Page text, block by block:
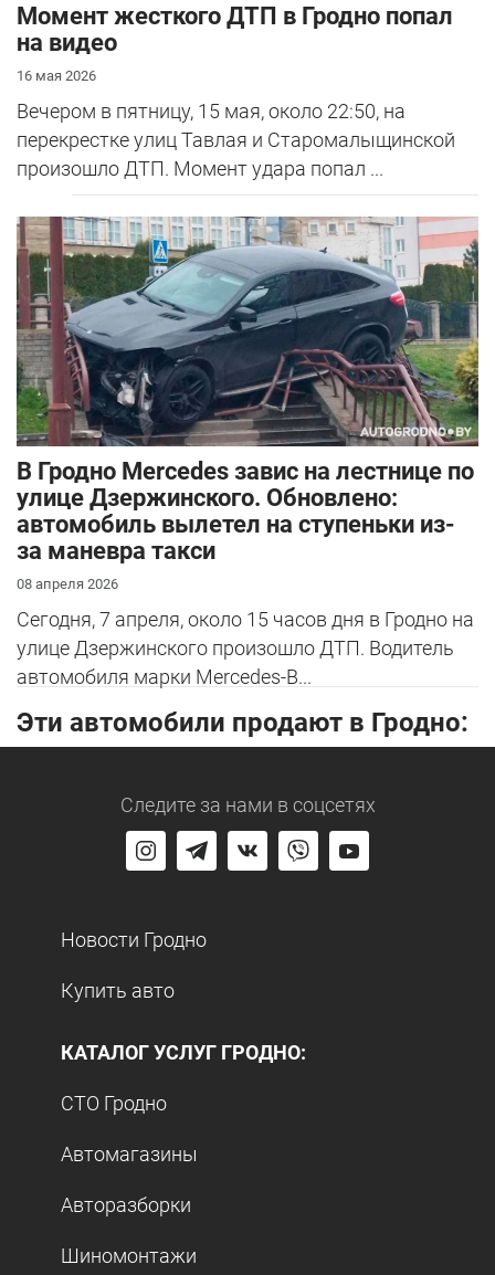
Момент жесткого ДТП в Гродно попал
на видео
16 мая 2026
Вечером в пятницу, 15 мая, около 22:50, на
перекрестке улиц Тавлая и Старомалыщинской
произошло ДТП. Момент удара попал ...
В Гродно Mercedes завис на лестнице по
улице Дзержинского. Обновлено:
автомобиль вылетел на ступеньки из-
за маневра такси
08 апреля 2026
Сегодня, 7 апреля, около 15 часов дня в Гродно на
улице Дзержинского произошло ДТП. Водитель
автомобиля марки Mercedes-B...
Эти автомобили продают в Гродно:
Следите за нами в соцсетях
Новости Гродно
Купить авто
КАТАЛОГ УСЛУГ ГРОДНО:
СТО Гродно
Автомагазины
Авторазборки
Шиномонтажи